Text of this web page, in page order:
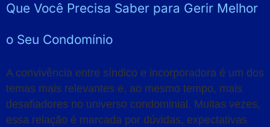
Que Você Precisa Saber para Gerir Melhor
o Seu Condomínio
A convivência entre síndico e incorporadora é um dos
temas mais relevantes e, ao mesmo tempo, mais
desafiadores no universo condominial. Muitas vezes,
essa relação é marcada por dúvidas, expectativas